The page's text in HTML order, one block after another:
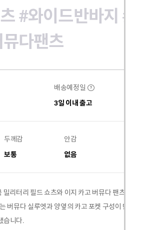
#와이드반바지 #여
다팬츠
배송예정일 ?
3일 이내 출고
두께감
보통
안감
없음
리터리 필드 쇼츠와 이지 카고 버뮤다 팬츠의 무드에
버뮤다 실루엣과 양옆의 카고 포켓 구성이 만나, 필드
습니다.